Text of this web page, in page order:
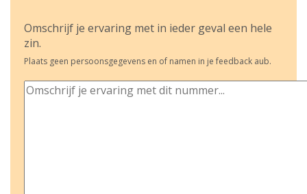
Omschrijf je ervaring met in ieder geval een hele
zin.
Plaats geen persoonsgegevens en of namen in je feedback aub.